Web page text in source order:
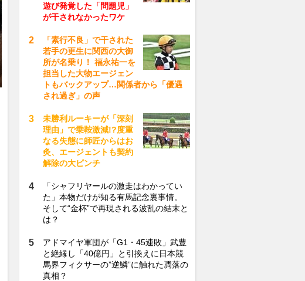
遊び発覚した「問題児」
が干されなかったワケ
「素行不良」で干された
若手の更生に関西の大御
所が名乗り！ 福永祐一を
担当した大物エージェン
トもバックアップ…関係者から「優遇
され過ぎ」の声
未勝利ルーキーが「深刻
理由」で乗鞍激減!?度重
なる失態に師匠からはお
灸、エージェントも契約
解除の大ピンチ
「シャフリヤールの激走はわかってい
た」本物だけが知る有馬記念裏事情。
そして“金杯”で再現される波乱の結末と
は？
アドマイヤ軍団が「G1・45連敗」武豊
と絶縁し「40億円」と引換えに日本競
馬界フィクサーの”逆鱗”に触れた凋落の
真相？